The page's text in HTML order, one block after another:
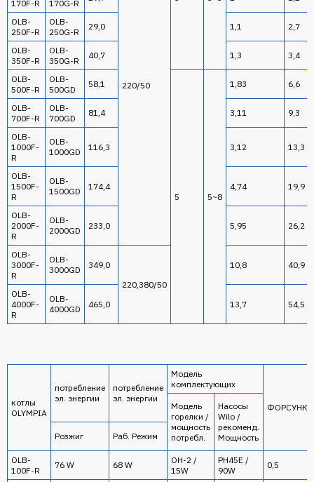
220/50
170F-R 170G-R
OLB-
250F-R
OLB-
250G-R
29,0 1,1 2,7
OLB-
350F-R
OLB-
350G-R
40,7 1,3 3,4
OLB-
500F-R
OLB-
500GD
58,1
5 5~8
1,83 6,6
OLB-
700F-R
OLB-
700GD
81,4 3,11 9,3
OLB-
1000F-
R
OLB-
1000GD
116,3 3,12 13,3
OLB-
1500F-
R
OLB-
1500GD
174,4 4,74 19,9
OLB-
2000F-
R
OLB-
2000GD
233,0 5,95 26,2
OLB-
3000F-
R
OLB-
3000GD
349,0
220,380/50
10,8 40,9
OLB-
4000F-
R
OLB-
4000GD
465,0 13,7 54,5
котлы
OLYMPIA
потребление
эл. энергии
потребление
эл. энергии
Модель
комплектующих
ФОРСУНКИ
Модель
горелки /
мощность
потребл.
Насосы
Wilo /
рекоменд.
Мощность
Розжиг Раб. Режим
OLB-
100F-R
76 W 68 W
OH-2 /
15W
PH45E /
90W
0,5